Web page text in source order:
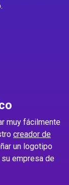
muy fácilmente
creador de
un logotipo
empresa de